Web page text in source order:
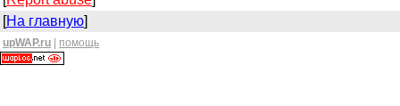
[На главную]
upWAP.ru помощь